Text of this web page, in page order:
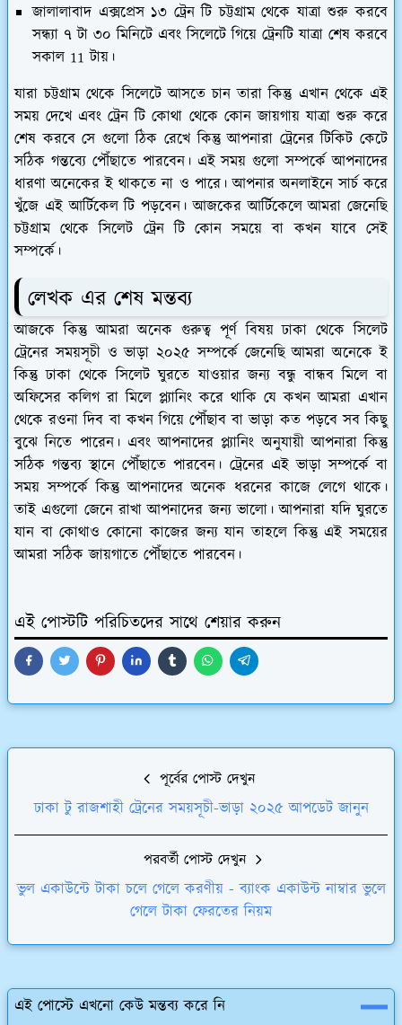
জালালাবাদ এক্সপ্রেস ১৩ ট্রেন টি চট্টগ্রাম থেকে যাত্রা শুরু করবে
সন্ধ্যা ৭ টা ৩০ মিনিটে এবং সিলেটে গিয়ে ট্রেনটি যাত্রা শেষ করবে
সকাল 11 টায়।
যারা চট্টগ্রাম থেকে সিলেটে আসতে চান তারা কিন্তু এখান থেকে এই
সময় দেখে এবং ট্রেন টি কোথা থেকে কোন জায়গায় যাত্রা শুরু করে
শেষ করবে সে গুলো ঠিক রেখে কিন্তু আপনারা ট্রেনের টিকিট কেটে
সঠিক গন্তব্যে পৌঁছাতে পারবেন। এই সময় গুলো সম্পর্কে আপনাদের
ধারণা অনেকের ই থাকতে না ও পারে। আপনার অনলাইনে সার্চ করে
খুঁজে এই আর্টিকেল টি পড়বেন। আজকের আর্টিকেলে আমরা জেনেছি
চট্টগ্রাম থেকে সিলেট ট্রেন টি কোন সময়ে বা কখন যাবে সেই
সম্পর্কে।
লেখক এর শেষ মন্তব্য
আজকে কিন্তু আমরা অনেক গুরুত্ব পূর্ণ বিষয় ঢাকা থেকে সিলেট
ট্রেনের সময়সূচী ও ভাড়া ২০২৫ সম্পর্কে জেনেছি আমরা অনেকে ই
কিন্তু ঢাকা থেকে সিলেট ঘুরতে যাওয়ার জন্য বন্ধু বান্ধব মিলে বা
অফিসের কলিগ রা মিলে প্ল্যানিং করে থাকি যে কখন আমরা এখান
থেকে রওনা দিব বা কখন গিয়ে পৌঁছাব বা ভাড়া কত পড়বে সব কিছু
বুঝে নিতে পারেন। এবং আপনাদের প্ল্যানিং অনুযায়ী আপনারা কিন্তু
সঠিক গন্তব্য স্থানে পৌঁছাতে পারবেন। ট্রেনের এই ভাড়া সম্পর্কে বা
সময় সম্পর্কে কিন্তু আপনাদের অনেক ধরনের কাজে লেগে থাকে।
তাই এগুলো জেনে রাখা আপনাদের জন্য ভালো। আপনারা যদি ঘুরতে
যান বা কোথাও কোনো কাজের জন্য যান তাহলে কিন্তু এই সময়ের
আমরা সঠিক জায়গাতে পৌঁছাতে পারবেন।
এই পোস্টটি পরিচিতদের সাথে শেয়ার করুন
পূর্বের পোস্ট দেখুন
ঢাকা টু রাজশাহী ট্রেনের সময়সূচী-ভাড়া ২০২৫ আপডেট জানুন
পরবর্তী পোস্ট দেখুন
ভুল একাউন্টে টাকা চলে গেলে করণীয় - ব্যাংক একাউন্ট নাম্বার ভুলে
গেলে টাকা ফেরতের নিয়ম
এই পোস্টে এখনো কেউ মন্তব্য করে নি